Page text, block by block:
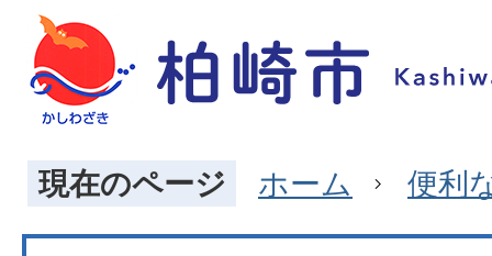
現在のページ ホーム 便利